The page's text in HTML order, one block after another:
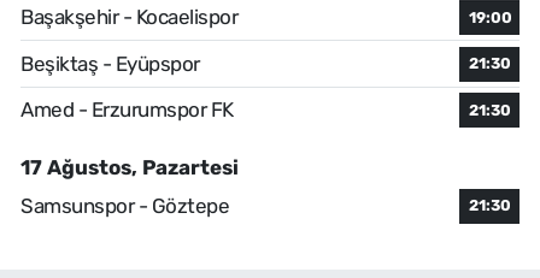
Başakşehir - Kocaelispor
19:00
Beşiktaş - Eyüpspor 21:30
Amed - Erzurumspor FK 21:30
17 Ağustos, Pazartesi
Samsunspor - Göztepe
21:30